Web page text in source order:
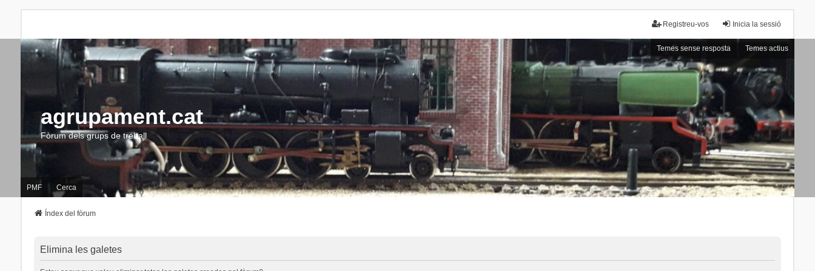
Inicia la sessió
Registreu-vos
Temes sense resposta Temes actius
agrupament.cat
Fòrum dels grups de treball
PMF Cerca
Índex del fòrum
Elimina les galetes